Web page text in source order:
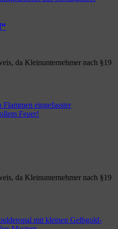
da Kleinunternehmer nach §19
da Kleinunternehmer nach §19